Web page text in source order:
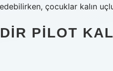
çocuklar kalın
PILOT